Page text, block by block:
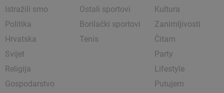
Istražili smo
Politika
Hrvatska
Svijet
Religija
Gospodarstvo
Ostali sportovi
Borilački sportovi
Tenis
Kultura
Zanimljivosti
Čitam
Party
Lifestyle
Putujem